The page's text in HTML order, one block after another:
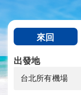
來回
台北所有機場
出發地